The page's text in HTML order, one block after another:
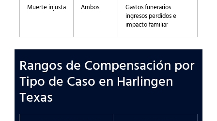
Muerte injusta Ambos
Gastos funerarios
ingresos perdidos e
impacto familiar
Rangos de Compensación por
Tipo de Caso en Harlingen
Texas